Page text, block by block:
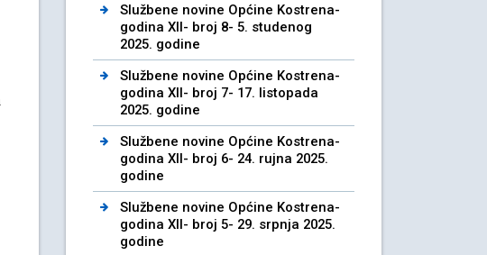
Službene novine Općine Kostrena-
godina XII- broj 8- 5. studenog
2025. godine
Službene novine Općine Kostrena-
godina XII- broj 7- 17. listopada
2025. godine
Službene novine Općine Kostrena-
godina XII- broj 6- 24. rujna 2025.
godine
Službene novine Općine Kostrena-
godina XII- broj 5- 29. srpnja 2025.
godine